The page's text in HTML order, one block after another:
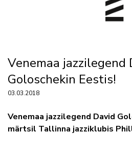
Venemaa jazzilegend
Goloschekin Eestis!
03.03.2018
Venemaa jazzilegend David
märtsil Tallinna jazziklubis